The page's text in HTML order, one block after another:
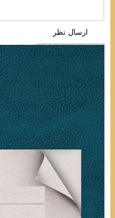
ارسال نظر